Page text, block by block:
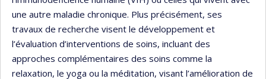
une autre maladie chronique. Plus précisément, ses
travaux de recherche visent le développement et
l’évaluation d’interventions de soins, incluant des
approches complémentaires des soins comme la
relaxation, le yoga ou la méditation, visant l’amélioration de